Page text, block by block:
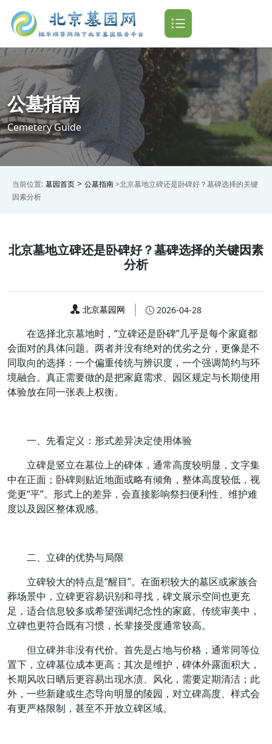
公墓指南
Cemetery Guide
当前位置: 墓园首页 > 公墓指南>北京墓地立碑还是卧碑好？墓碑选择的关键
因素分析
北京墓地立碑还是卧碑好？墓碑选择的关键因素
分析
北京墓园网 2026-04-28
在选择北京墓地时，“立碑还是卧碑”几乎是每个家庭都
会面对的具体问题。两者并没有绝对的优劣之分，更像是不
同取向的选择：一个偏重传统与辨识度，一个强调简约与环
境融合。真正需要做的是把家庭需求、园区规定与长期使用
体验放在同一张表上权衡。
一、先看定义：形式差异决定使用体验
立碑是竖立在墓位上的碑体，通常高度较明显，文字集
中在正面；卧碑则贴近地面或略有倾角，整体高度较低，视
觉更“平”。形式上的差异，会直接影响祭扫便利性、维护难
度以及园区整体观感。
二、立碑的优势与局限
立碑较大的特点是“醒目”。在面积较大的墓区或家族合
葬场景中，立碑更容易识别和寻找，碑文展示空间也更充
足，适合信息较多或希望强调纪念性的家庭。传统审美中，
立碑也更符合既有习惯，长辈接受度通常较高。
但立碑并非没有代价。首先是占地与价格，通常同等位
置下，立碑墓位成本更高；其次是维护，碑体外露面积大，
长期风吹日晒后更容易出现水渍、风化，需要定期清洁；此
外，一些新建或生态导向明显的陵园，对立碑高度、样式会
有更严格限制，甚至不开放立碑区域。